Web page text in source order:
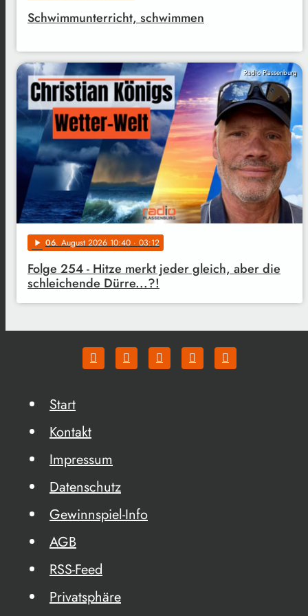
Schwimmunterricht, schwimmen
Radio Plassenburg
play_arrow 06. August 2026 10:40 · 03:12
Folge 254 - Hitze merkt jeder gleich, aber die
schleichende Dürre...?!
Start
Kontakt
Impressum
Datenschutz
Gewinnspiel-Info
AGB
RSS-Feed
Privatsphäre